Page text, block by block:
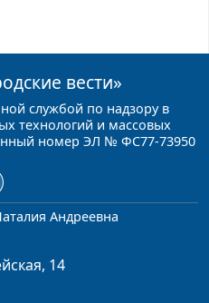
вести»
службой по надзору в
технологий и массовых
номер ЭЛ № ФС77-73950
Андреевна
14